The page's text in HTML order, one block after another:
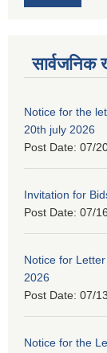
सार्वजनिक
Notice for the
20th july 2026
Post Date: 07/
Invitation for
Post Date: 07/
Notice for
2026
Post Date: 07/
Notice for the